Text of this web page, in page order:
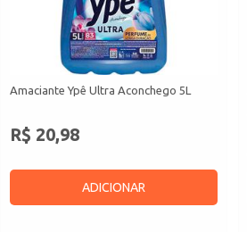
Amaciante Ypê Ultra Aconchego 5L
R$ 20,98
ADICIONAR